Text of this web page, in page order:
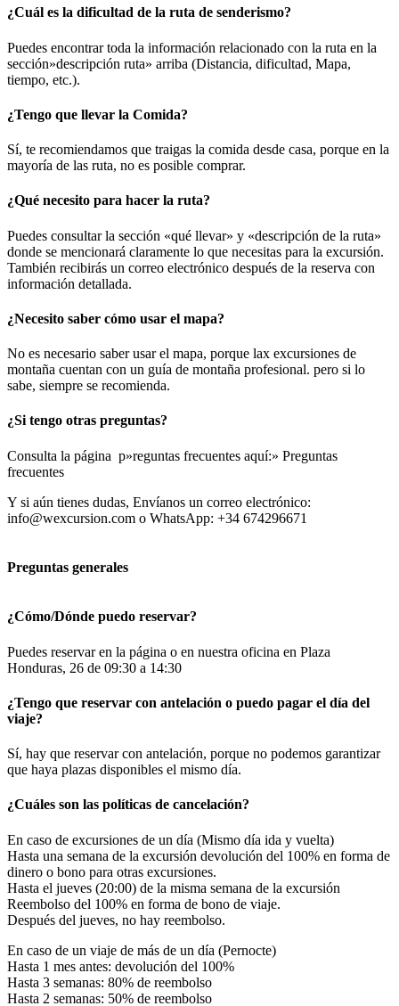
¿Cuál es la dificultad de la ruta de senderismo?
Puedes encontrar toda la información relacionado con la ruta en la
sección»descripción ruta» arriba (Distancia, dificultad, Mapa,
tiempo, etc.).
¿Tengo que llevar la Comida?
Sí, te recomiendamos que traigas la comida desde casa, porque en la
mayoría de las ruta, no es posible comprar.
¿Qué necesito para hacer la ruta?
Puedes consultar la sección «qué llevar» y «descripción de la ruta»
donde se mencionará claramente lo que necesitas para la excursión.
También recibirás un correo electrónico después de la reserva con
información detallada.
¿Necesito saber cómo usar el mapa?
No es necesario saber usar el mapa, porque lax excursiones de
montaña cuentan con un guía de montaña profesional. pero si lo
sabe, siempre se recomienda.
¿Si tengo otras preguntas?
Consulta la página p»reguntas frecuentes aquí:» Preguntas
frecuentes
Y si aún tienes dudas, Envíanos un correo electrónico:
info@wexcursion.com o WhatsApp: +34 674296671
Preguntas generales
¿Cómo/Dónde puedo reservar?
Puedes reservar en la página o en nuestra oficina en Plaza
Honduras, 26 de 09:30 a 14:30
¿Tengo que reservar con antelación o puedo pagar el día del
viaje?
Sí, hay que reservar con antelación, porque no podemos garantizar
que haya plazas disponibles el mismo día.
¿Cuáles son las políticas de cancelación?
En caso de excursiones de un día (Mismo día ida y vuelta)
Hasta una semana de la excursión devolución del 100% en forma de
dinero o bono para otras excursiones.
Hasta el jueves (20:00) de la misma semana de la excursión
Reembolso del 100% en forma de bono de viaje.
Después del jueves, no hay reembolso.
En caso de un viaje de más de un día (Pernocte)
Hasta 1 mes antes: devolución del 100%
Hasta 3 semanas: 80% de reembolso
Hasta 2 semanas: 50% de reembolso